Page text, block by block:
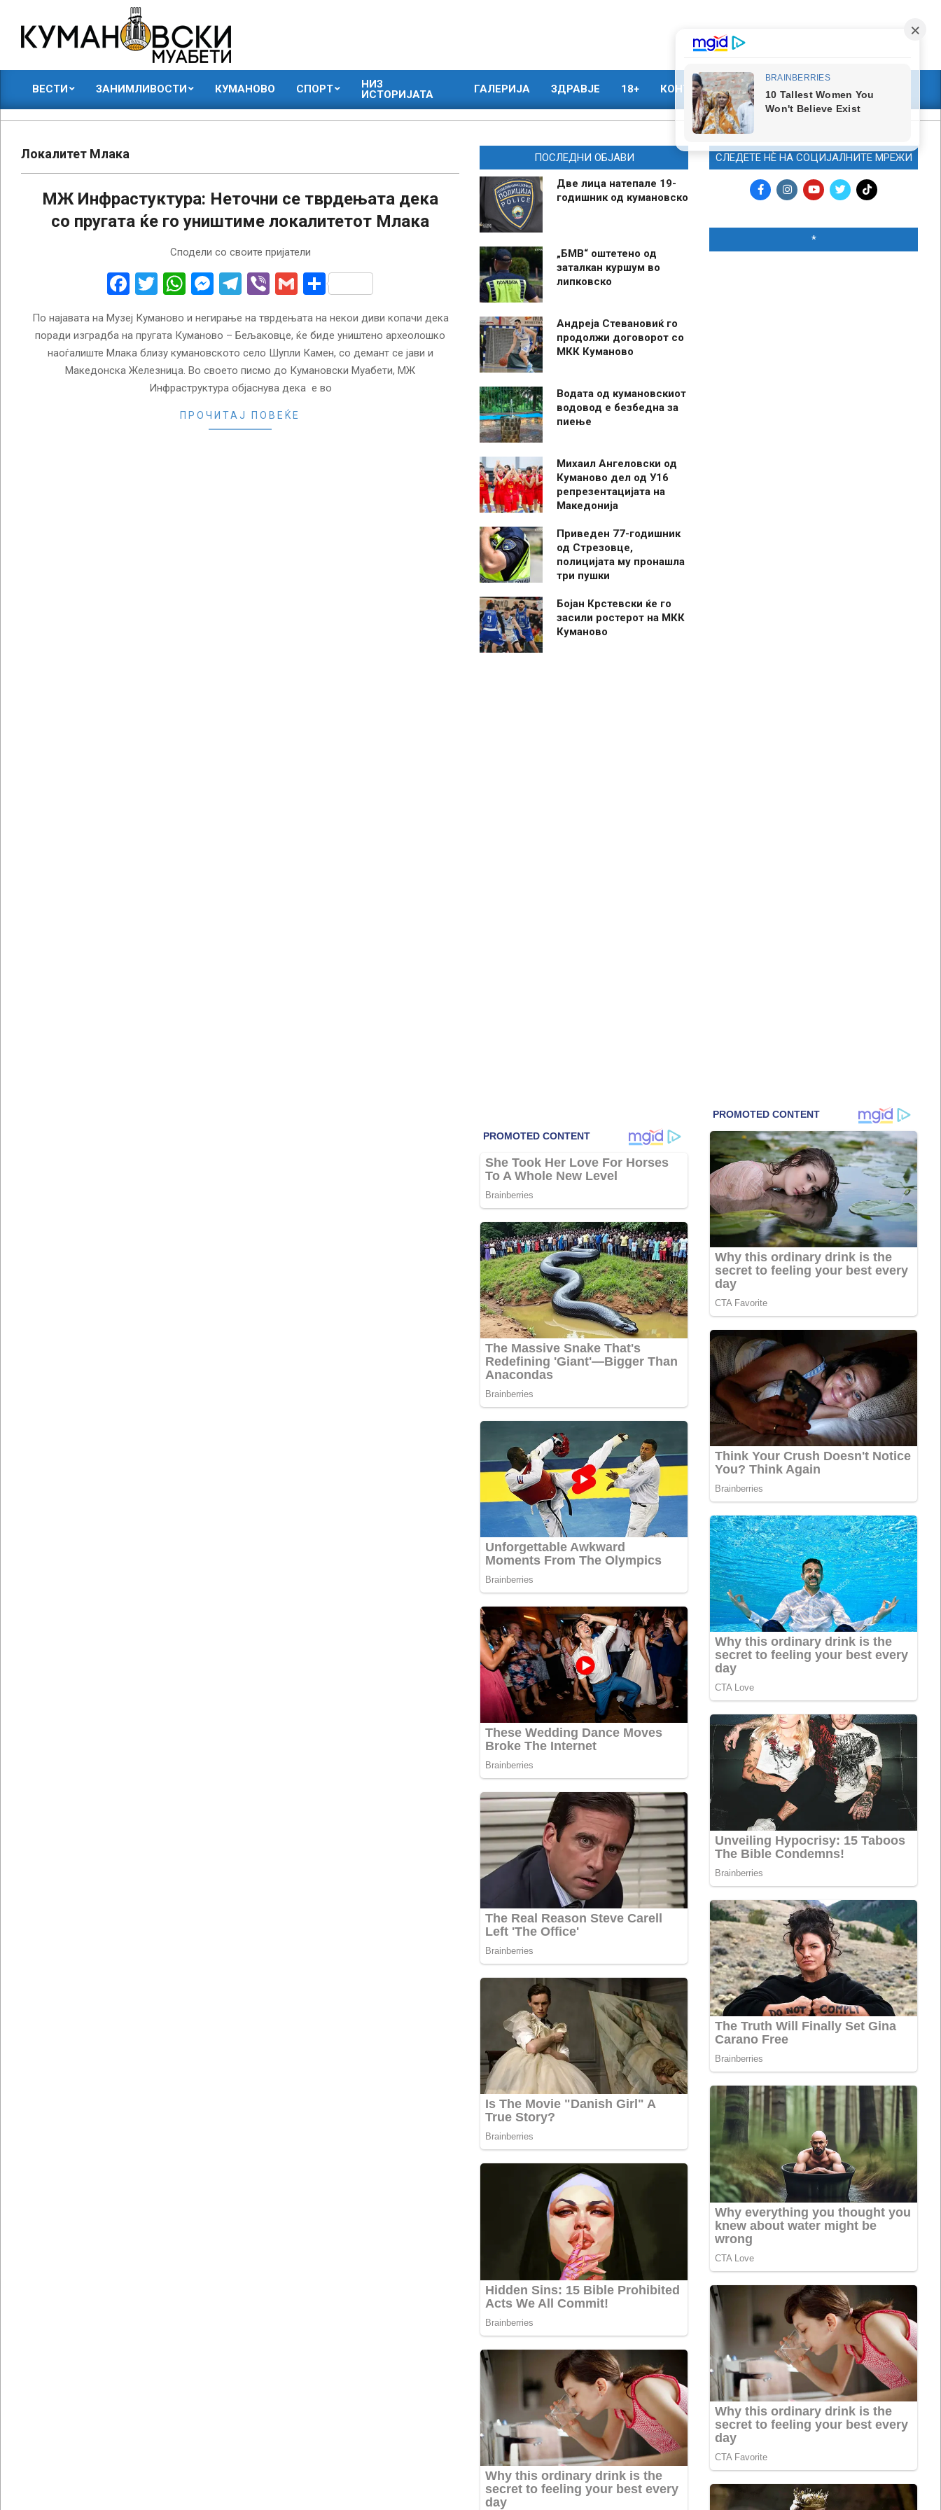
content
КУМАНОВСКИ
МУАБЕТИ
ВЕСТИ ЗАНИМЛИВОСТИ КУМАНОВО СПОРТ
НИЗ
ИСТОРИЈАТА
ГАЛЕРИЈА ЗДРАВЈЕ 18+ КОНТАКТ МАРКЕТИНГ
Локалитет Млака
МЖ Инфрастуктура: Неточни се тврдењата дека
со пругата ќе го уништиме локалитетот Млака
Сподели со своите пријатели
Facebook
Twitter
WhatsApp
Messenger
Telegram
ViberGmailShare
По најавата на Музеј Куманово и негирање на тврдењата на некои диви копачи дека
поради изградба на пругата Куманово – Бељаковце, ќе биде уништено археолошко
наоѓалиште Млака близу кумановското село Шупли Камен, со демант се јави и
Македонска Железница. Во своето писмо до Кумановски Муабети, МЖ
Инфраструктура објаснува дека е во
ПРОЧИТАЈ ПОВЕЌЕ
ПОСЛЕДНИ ОБЈАВИ
Две лица натепале 19-
годишник од кумановско
„БМВ“ оштетено од
заталкан куршум во
липковско
Андреја Стевановиќ го
продолжи договорот со
МКК Куманово
Водата од кумановскиот
водовод е безбедна за
пиење
Михаил Ангеловски од
Куманово дел од У16
репрезентацијата на
Македонија
Приведен 77-годишник
од Стрезовце,
полицијата му пронашла
три пушки
Бојан Крстевски ќе го
засили ростерот на МКК
Куманово
СЛЕДЕТЕ НЀ НА СОЦИЈАЛНИТЕ МРЕЖИ
*